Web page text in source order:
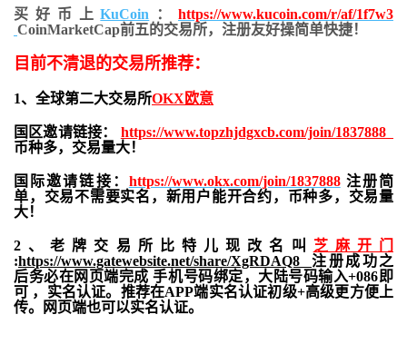
买好币上KuCoin ：https://www.kucoin.com/r/af/1f7w3
CoinMarketCap前五的交易所，注册友好操简单快捷！
目前不清退的交易所推荐：
1、全球第二大交易所OKX欧意
国区邀请链接： https://www.topzhjdgxcb.com/join/1837888
币种多，交易量大！
国际邀请链接： https://www.okx.com/join/1837888注册简
单，交易不需要实名，新用户能开合约， 币种多，交易量
大！
2、老牌交易所比特儿现改名叫 芝麻开门
:https://www.gatewebsite.net/share/XgRDAQ8 注册成功之
后务必在网页端完成 手机号码绑定，大陆号码输入+086即
可 ，实名认证。推荐在APP端实名认证初级+高级更方便上
传。网页端也可以实名认证。